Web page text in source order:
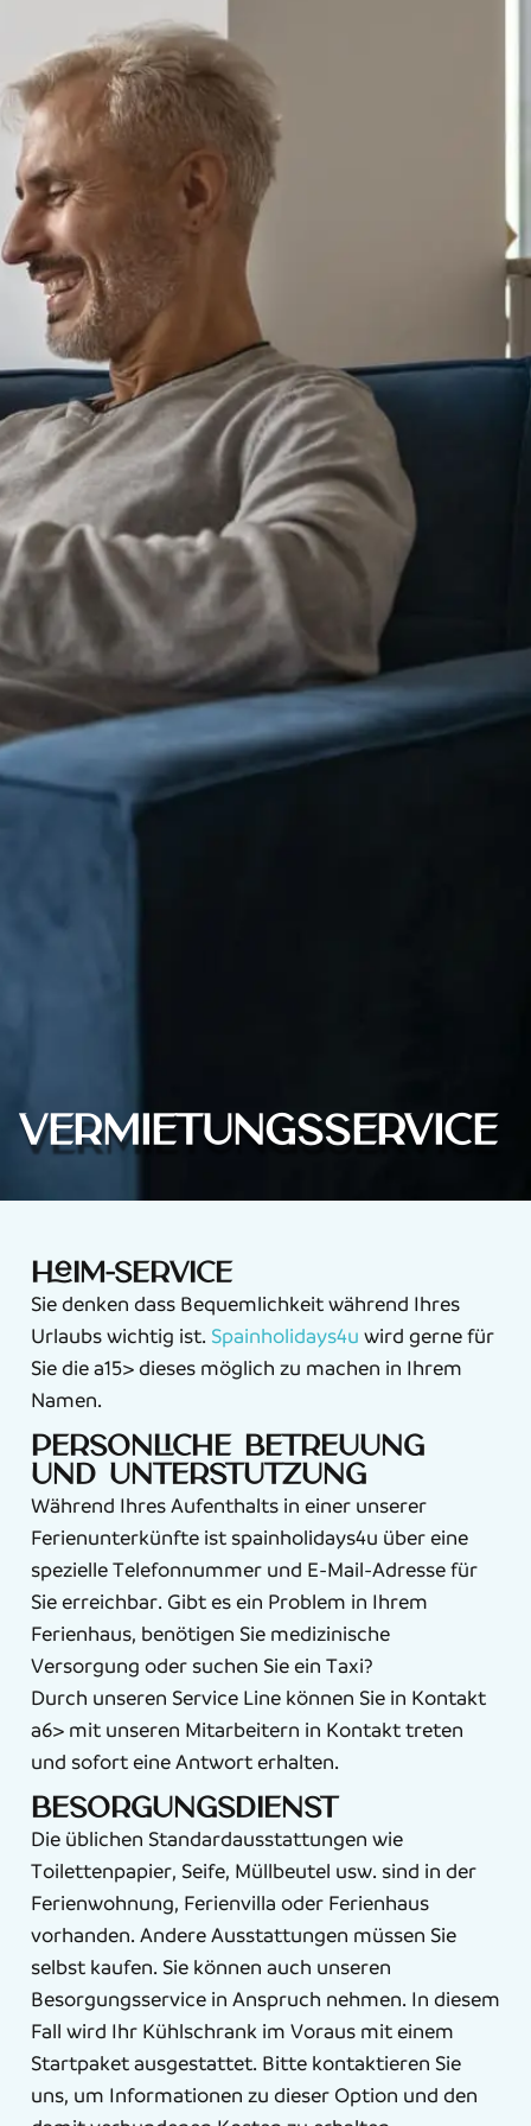
Vermietungsservice
Heim-Service
Sie denken dass Bequemlichkeit während Ihres
Urlaubs wichtig ist. Spainholidays4u wird gerne für
Sie die a15> dieses möglich zu machen in Ihrem
Namen.
Persönliche Betreuung
und Unterstützung
Während Ihres Aufenthalts in einer unserer
Ferienunterkünfte ist spainholidays4u über eine
spezielle Telefonnummer und E-Mail-Adresse für
Sie erreichbar. Gibt es ein Problem in Ihrem
Ferienhaus, benötigen Sie medizinische
Versorgung oder suchen Sie ein Taxi?
Durch unseren Service Line können Sie in Kontakt
a6> mit unseren Mitarbeitern in Kontakt treten
und sofort eine Antwort erhalten.
Besorgungsdienst
Die üblichen Standardausstattungen wie
Toilettenpapier, Seife, Müllbeutel usw. sind in der
Ferienwohnung, Ferienvilla oder Ferienhaus
vorhanden. Andere Ausstattungen müssen Sie
selbst kaufen. Sie können auch unseren
Besorgungsservice in Anspruch nehmen. In diesem
Fall wird Ihr Kühlschrank im Voraus mit einem
Startpaket ausgestattet. Bitte kontaktieren Sie
uns, um Informationen zu dieser Option und den